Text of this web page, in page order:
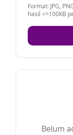
Format: JPG,
hasil <=100KB
Belum